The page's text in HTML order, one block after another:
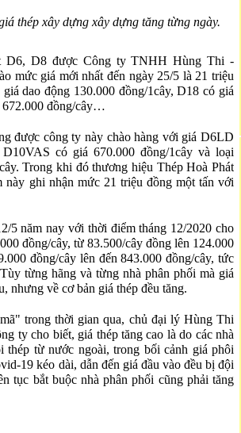
thép xây dựng xây dựng tăng từng ngày.
D6, D8 được Công ty TNHH Hùng Thi -
mức giá mới nhất đến ngày 25/5 là 21 triệu
dao động 130.000 đồng/1cây, D18 có giá
672.000 đồng/cây…
được công ty này chào hàng với giá D6LD
có giá 670.000 đồng/1cây và loại
Trong khi đó thương hiệu Thép Hoà Phát
này ghi nhận mức 21 triệu đồng một tấn với
5 năm nay với thời điểm tháng 12/2020 cho
đồng/cây, từ 83.500/cây đồng lên 124.000
đồng/cây lên đến 843.000 đồng/cây, tức
từng hãng và từng nhà phân phối mà giá
nhưng về cơ bản giá thép đều tăng.
trong thời gian qua, chủ đại lý Hùng Thi
ty cho biết, giá thép tăng cao là do các nhà
thép từ nước ngoài, trong bối cảnh giá phôi
19 kéo dài, dẫn đến giá đầu vào đều bị đội
tục bắt buộc nhà phân phối cũng phải tăng